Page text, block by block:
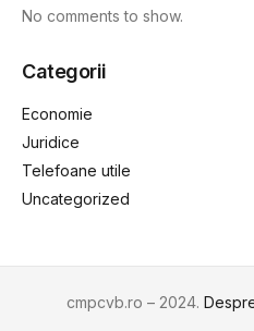
No comments to show.
Categorii
Economie
Juridice
Telefoane utile
Uncategorized
cmpcvb.ro – 2024.